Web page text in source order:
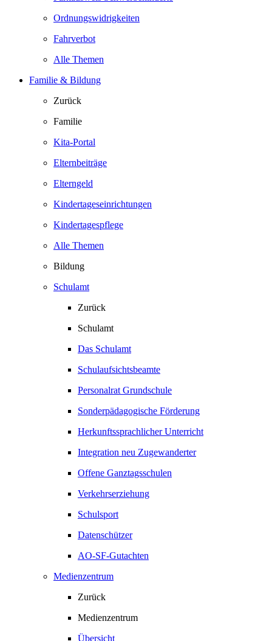
Ordnungswidrigkeiten
Fahrverbot
Alle Themen
Familie & Bildung
Zurück
Familie
Kita-Portal
Elternbeiträge
Elterngeld
Kindertageseinrichtungen
Kindertagespflege
Alle Themen
Bildung
Schulamt
Zurück
Schulamt
Das Schulamt
Schulaufsichtsbeamte
Personalrat Grundschule
Sonderpädagogische Förderung
Herkunftssprachlicher Unterricht
Integration neu Zugewanderter
Offene Ganztagsschulen
Verkehrserziehung
Schulsport
Datenschützer
AO-SF-Gutachten
Medienzentrum
Zurück
Medienzentrum
Übersicht